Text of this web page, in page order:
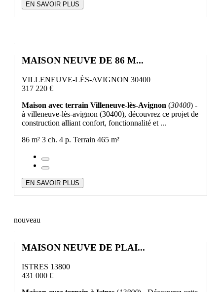
EN SAVOIR PLUS
MAISON NEUVE DE 86 M...
VILLENEUVE-LÈS-AVIGNON 30400
317 220 €
Maison avec terrain Villeneuve-lès-Avignon (30400) -
à villeneuve-lès-avignon (30400), découvrez ce projet de
construction alliant confort, fonctionnalité et ...
86 m² 3 ch. 4 p. Terrain 465 m²
EN SAVOIR PLUS
nouveau
MAISON NEUVE DE PLAI...
ISTRES 13800
431 000 €